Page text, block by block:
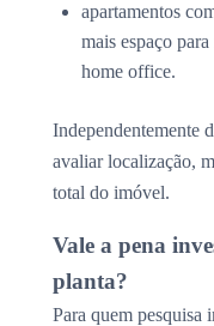
apartamentos
mais espaço
home office.
Independentemente
avaliar localização,
total do imóvel.
Vale a pena
planta?
Para quem pesquisa